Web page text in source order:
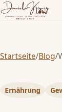
Startseite/Blog/
Ernährung